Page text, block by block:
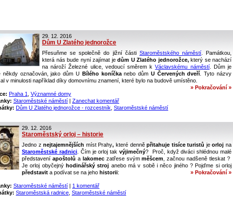
29. 12. 2016
Dům U Zlatého jednorožce
Přesuňme se společně do jižní části Staroměstského náměstí. Památkou,
která nás bude nyní zajímat je dům U Zlatého jednorožce,který se nachází
na nároží Železné ulice, vedoucí směrem kVáclavskému náměstí. Dům je
někdy označován, jako dům U Bílého koníčkanebo dům U Červených dveří . Tyto názvy
v minulosti například díky domovnímu znamení, které bylo na budově umístěno.
» Pokračování »
Praha 1
Významné domy
Staroměstské náměstí | Zanechat komentář
Dům U Zlatého jednorožce - rozcestník Staroměstské náměstí
29. 12. 2016
Staroměstský orloj – historie
Jedno z nejtajemnějších míst Prahy, které denněpřitahuje tisíce turistů jeorlojna
Staroměstské radnici. Čím je orloj takvýjimečný? Proč, když diváci shlédnou malé
představení apoštolů a lakomeczatřese svýmměšcem , začnou nadšeně tleskat ?
Je orloj obyčejný hodinářský stroj anebo má v sobě i něco jiného ? Pojďme si orloj
představit a podívat se na jeho historii: » Pokračování »
Staroměstské náměstí | 1 komentář
Staroměstská radnice Staroměstské náměstí